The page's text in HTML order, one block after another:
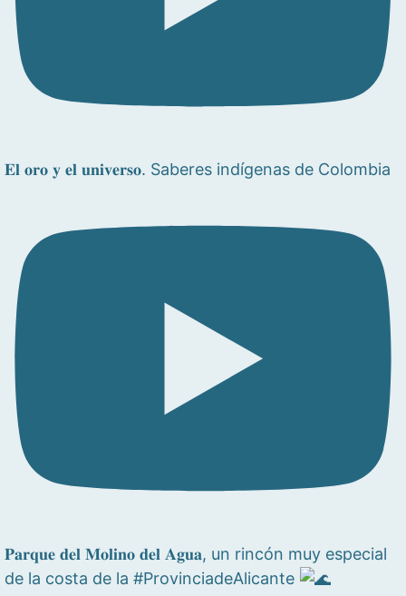
𝐄𝐥 𝐨𝐫𝐨 𝐲 𝐞𝐥 𝐮𝐧𝐢𝐯𝐞𝐫𝐬𝐨. Saberes indígenas de Colombia
𝐏𝐚𝐫𝐪𝐮𝐞 𝐝𝐞𝐥 𝐌𝐨𝐥𝐢𝐧𝐨 𝐝𝐞𝐥 𝐀𝐠𝐮𝐚, un rincón muy especial
de la costa de la #ProvinciadeAlicante